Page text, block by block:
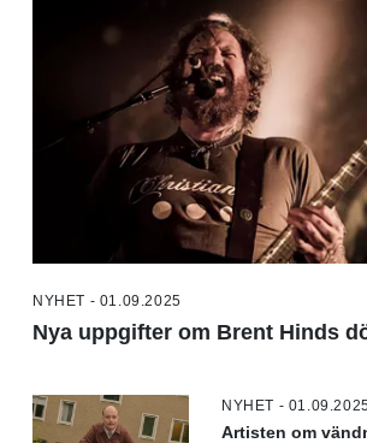
NYHET - 01.09.2025
Nya uppgifter om Brent Hinds
NYHET -
Artisten om